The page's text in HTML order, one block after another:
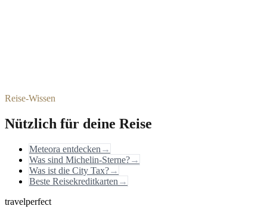
Reise-Wissen
Nützlich für deine Reise
Meteora entdecken →
Was sind Michelin-Sterne?→
Was ist die City Tax?→
Beste Reisekreditkarten →
travelperfect